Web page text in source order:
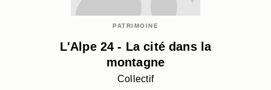
PATRIMOINE
L'Alpe 24 - La cité dans la
montagne
Collectif